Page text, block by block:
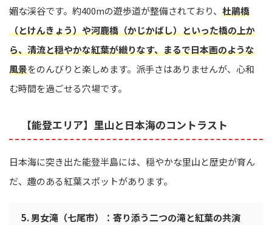
媚な渓谷です。約400mの遊歩道が整備されており、 杜鵑橋
（とけんきょう）や河鹿橋（かじかばし）といった橋の上か
ら、清流と穏やかな紅葉が織りなす、まるで日本画のような
風景をのんびりと楽しめます。派手さはありませんが、心和
む時間を過ごせる穴場です。
【能登エリア】里山と日本海のコントラスト
日本海に突き出た能登半島には、穏やかな里山と歴史が育ん
だ、趣のある紅葉スポットがあります。
5. 男女滝（七尾市）：寄り添う二つの滝と紅葉の共演